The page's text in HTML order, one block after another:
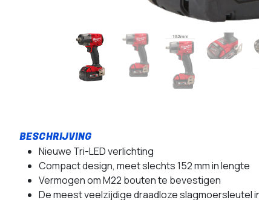
Nieuwe Tri-LED verlichting
Compact design, meet slechts 152 mm in lengte
Vermogen om M22 bouten te bevestigen
De meest veelzijdige draadloze slagmoersleutel